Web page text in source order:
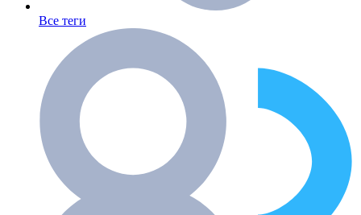
Все теги